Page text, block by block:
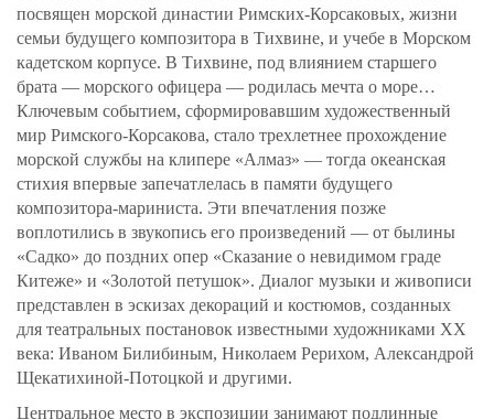
посвящен морской династии Римских-Корсаковых, жизни
семьи будущего композитора в Тихвине, и учебе в Морском
кадетском корпусе. В Тихвине, под влиянием старшего
брата — морского офицера — родилась мечта о море…
Ключевым событием, сформировавшим художественный
мир Римского-Корсакова, стало трехлетнее прохождение
морской службы на клипере «Алмаз» — тогда океанская
стихия впервые запечатлелась в памяти будущего
композитора-мариниста. Эти впечатления позже
воплотились в звукопись его произведений — от былины
«Садко» до поздних опер «Сказание о невидимом граде
Китеже» и «Золотой петушок». Диалог музыки и живописи
представлен в эскизах декораций и костюмов, созданных
для театральных постановок известными художниками XX
века: Иваном Билибиным, Николаем Рерихом, Александрой
Щекатихиной-Потоцкой и другими.
Центральное место в экспозиции занимают подлинные